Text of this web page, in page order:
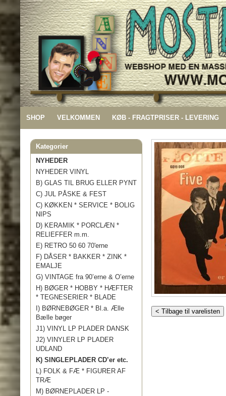
SHOP VELKOMMEN KØB - FRAGTPRISER - LEVERING
Kategorier
NYHEDER
NYHEDER VINYL
B) GLAS TIL BRUG ELLER PYNT
C) JUL PÅSKE & FEST
C) KØKKEN * SERVICE * BOLIG
NIPS
D) KERAMIK * PORCLÆN *
RELIEFFER m.m.
E) RETRO 50 60 70'erne
F) DÅSER * BAKKER * ZINK *
EMALJE
G) VINTAGE fra 90’erne & O’erne
H) BØGER * HOBBY * HÆFTER
* TEGNESERIER * BLADE
I) BØRNEBØGER * Bl.a. Ælle
Bælle bøger
J1) VINYL LP PLADER DANSK
J2) VINYLER LP PLADER
UDLAND
K) SINGLEPLADER CD’er etc.
L) FOLK & FÆ * FIGURER AF
TRÆ
M) BØRNEPLADER LP -
< Tilbage til varelisten